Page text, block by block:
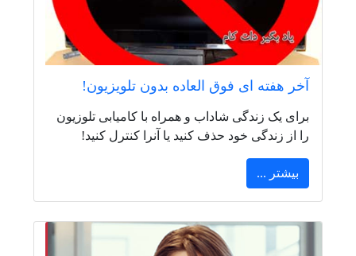
آخر هفته ای فوق العاده بدون تلویزیون!
برای یک زندگی شاداب و همراه با کامیابی تلوزیون
را از زندگی خود حذف کنید یا آنرا کنترل کنید!
بیشتر ...